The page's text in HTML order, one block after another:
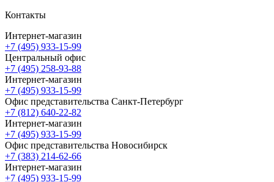
Контакты
Интернет-магазин
+7 (495) 933-15-99
Центральный офис
+7 (495) 258-93-88
Интернет-магазин
+7 (495) 933-15-99
Офис представительства Санкт-Петербург
+7 (812) 640-22-82
Интернет-магазин
+7 (495) 933-15-99
Офис представительства Новосибирск
+7 (383) 214-62-66
Интернет-магазин
+7 (495) 933-15-99